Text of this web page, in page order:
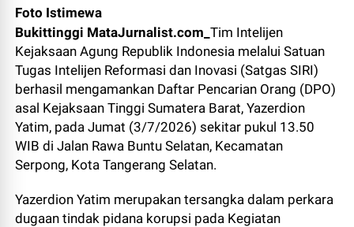
Foto Istimewa
Bukittinggi MataJurnalist.com_Tim Intelijen
Kejaksaan Agung Republik Indonesia melalui Satuan
Tugas Intelijen Reformasi dan Inovasi (Satgas SIRI)
berhasil mengamankan Daftar Pencarian Orang (DPO)
asal Kejaksaan Tinggi Sumatera Barat, Yazerdion
Yatim, pada Jumat (3/7/2026) sekitar pukul 13.50
WIB di Jalan Rawa Buntu Selatan, Kecamatan
Serpong, Kota Tangerang Selatan.
Yazerdion Yatim merupakan tersangka dalam perkara
dugaan tindak pidana korupsi pada Kegiatan